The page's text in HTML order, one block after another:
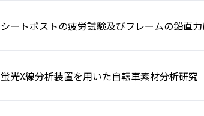
シートポストの疲労試験及びフレームの鉛直
蛍光X線分析装置を用いた自転車素材分析研究